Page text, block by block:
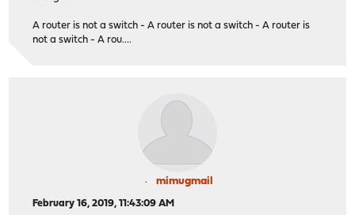
A router is not a switch - A router is not a switch - A router is
not a switch - A rou....
mimugmail
February 16, 2019, 11:43:09 AM